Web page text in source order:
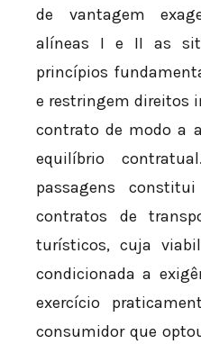
de vantagem
alíneas I e II as
princípios
e restringem direitos
contrato de modo a
equilíbrio
passagens
contratos de
turísticos, cuja
condicionada a
exercício
consumidor que